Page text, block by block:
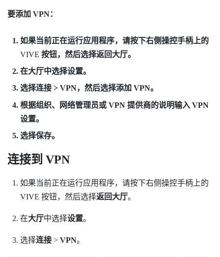
要添加 VPN：
如果当前正在运行应用程序，请按下右侧操控手柄上的
VIVE 按钮，然后选择返回大厅。
在大厅中选择设置。
选择连接> VPN，然后选择添加 VPN。
根据组织、网络管理员或 VPN 提供商的说明输入 VPN
设置。
选择保存。
连接到 VPN
如果当前正在运行应用程序，请按下右侧操控手柄上的
VIVE 按钮，然后选择返回大厅。
在大厅中选择设置。
选择连接> VPN。